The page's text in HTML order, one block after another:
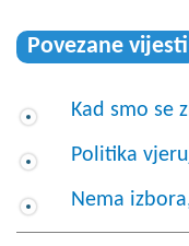
Povezane vijesti
Kad smo se
Politika
Nema